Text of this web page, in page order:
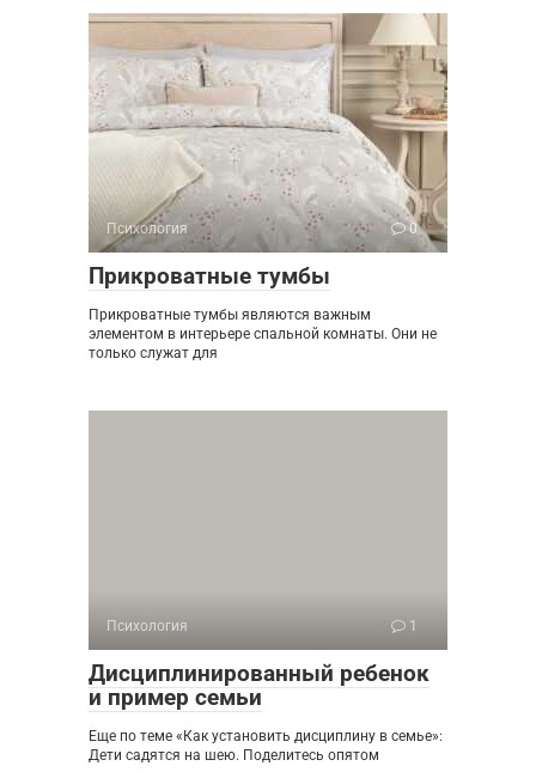
Психология 0
Прикроватные тумбы
Прикроватные тумбы являются важным
элементом в интерьере спальной комнаты. Они не
только служат для
Психология 1
Дисциплинированный ребенок
и пример семьи
Еще по теме «Как установить дисциплину в семье»:
Дети садятся на шею. Поделитесь опятом